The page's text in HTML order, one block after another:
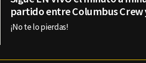
partido entre Columbus Crew
¡No te lo pierdas!